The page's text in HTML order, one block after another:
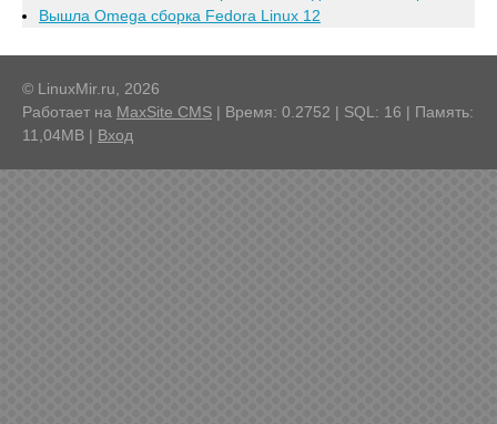
Вышла Omega сборка Fedora Linux 12
© LinuxMir.ru, 2026
Работает на MaxSite CMS | Время: 0.2752 | SQL: 16 | Память:
11,04MB | Вход